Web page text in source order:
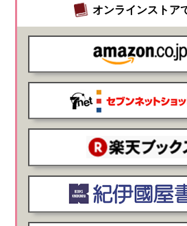
オンラインストア